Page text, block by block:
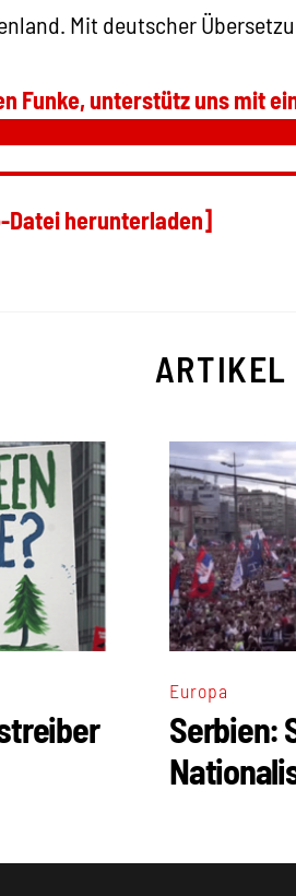
Mit deutscher
Funke, unterstütz uns mit
Datei herunterladen]
ARTIKEL
Europa
Serbien: